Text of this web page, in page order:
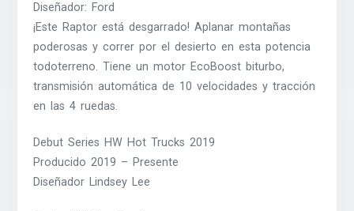
Diseñador: Ford
¡Este Raptor está desgarrado! Aplanar montañas
poderosas y correr por el desierto en esta potencia
todoterreno. Tiene un motor EcoBoost biturbo,
transmisión automática de 10 velocidades y tracción
en las 4 ruedas.
Debut Series HW Hot Trucks 2019
Producido 2019 – Presente
Diseñador Lindsey Lee